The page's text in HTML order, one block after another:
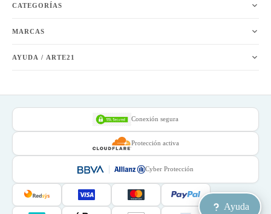
CATEGORÍAS
MARCAS
AYUDA / ARTE21
Conexión segura
Protección activa
Cyber Protección
Ayuda